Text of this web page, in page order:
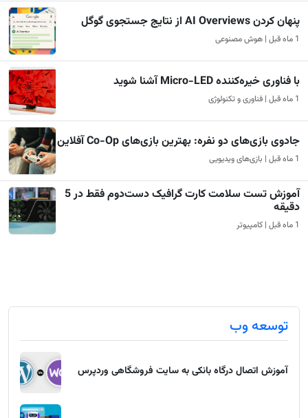
پنهان کردن AI Overviews از نتایج جستجوی گوگل
1 ماه قبل | هوش مصنوعی
با فناوری خیره‌کننده Micro-LED آشنا شوید
1 ماه قبل | فناوری و تکنولوژی
جادوی بازی‌های دو نفره: بهترین بازی‌های Co-Op آفلاین
1 ماه قبل | بازی‌های ویدیویی
آموزش تست سلامت کارت گرافیک دست‌دوم فقط در 5
دقیقه
1 ماه قبل | کامپیوتر
توسعه وب
آموزش اتصال درگاه بانکی به سایت فروشگاهی وردپرس